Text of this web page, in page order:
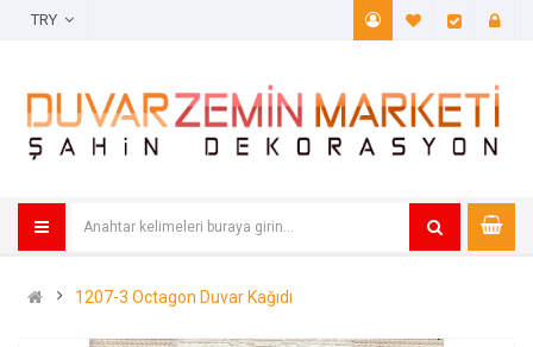
A. Listem
1207-3 Octagon Duvar Kağıdı